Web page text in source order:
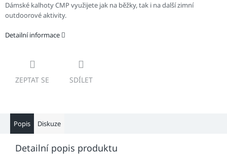
Dámské kalhoty CMP využijete jak na běžky, tak i na další zimní
outdoorové aktivity.
Detailní informace
ZEPTAT SE SDÍLET
Popis Diskuze
Detailní popis produktu